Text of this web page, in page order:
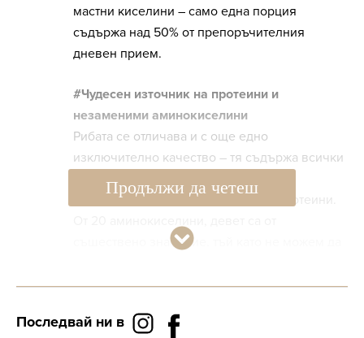
мастни киселини – само една порция
съдържа над 50% от препоръчителния
дневен прием.
#Чудесен източник на протеини и
незаменими аминокиселини
Рибата се отличава и с още едно
изключително качество – тя съдържа всички
незаменими аминокиселини, което я
превръща в идеален източник на протеини.
съществено значение, тъй като не можем да
съставка, протеинът е отговорен за
хрущялите и кръвта. Той, също така,
Продължи да четеш
Последвай ни в